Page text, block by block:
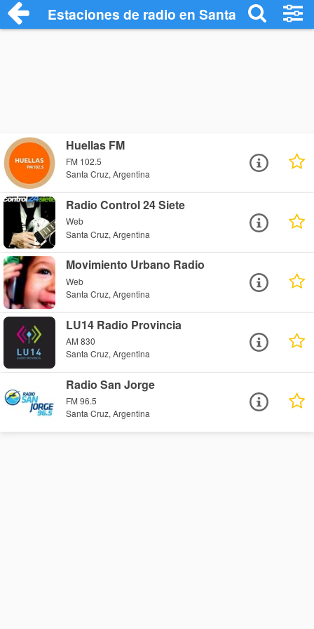
Estaciones de radio en Santa Cruz -
Huellas FM
FM 102.5
Santa Cruz, Argentina
Radio Control 24 Siete
Web
Santa Cruz, Argentina
Movimiento Urbano Radio
Web
Santa Cruz, Argentina
LU14 Radio Provincia
AM 830
Santa Cruz, Argentina
Radio San Jorge
FM 96.5
Santa Cruz, Argentina